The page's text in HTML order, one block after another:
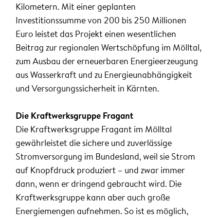
Kilometern. Mit einer geplanten
Investitionssumme von 200 bis 250 Millionen
Euro leistet das Projekt einen wesentlichen
Beitrag zur regionalen Wertschöpfung im Mölltal,
zum Ausbau der erneuerbaren Energieerzeugung
aus Wasserkraft und zu Energieunabhängigkeit
und Versorgungssicherheit in Kärnten.
Die Kraftwerksgruppe Fragant
Die Kraftwerksgruppe Fragant im Mölltal
gewährleistet die sichere und zuverlässige
Stromversorgung im Bundesland, weil sie Strom
auf Knopfdruck produziert – und zwar immer
dann, wenn er dringend gebraucht wird. Die
Kraftwerksgruppe kann aber auch große
Energiemengen aufnehmen. So ist es möglich,